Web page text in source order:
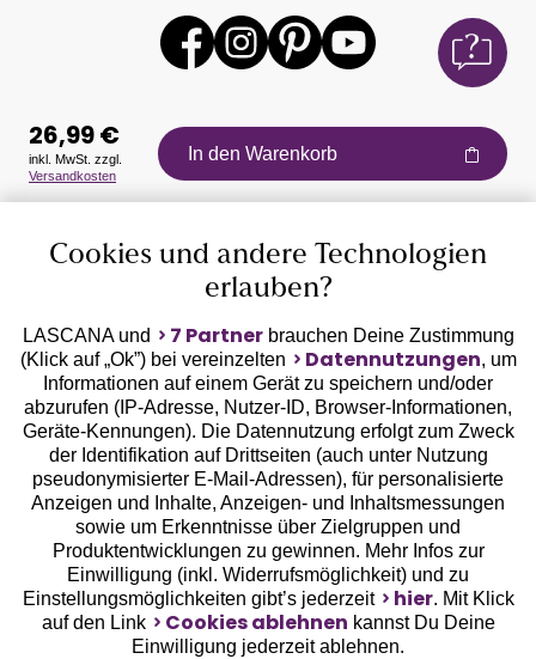
Auszeichnungen
Geprüfte Sicherheit
Unsere Apps
26,99 €
inkl. MwSt. zzgl.
Versandkosten
In den Warenkorb
Cookies und andere Technologien
erlauben?
LASCANA und 7 Partnerbrauchen Deine Zustimmung
(Klick auf „Ok”) bei vereinzelten
Datennutzungen, um
Informationen auf einem Gerät zu speichern und/oder
abzurufen (IP-Adresse, Nutzer-ID, Browser-Informationen,
Geräte-Kennungen). Die Datennutzung erfolgt zum Zweck
der Identifikation auf Drittseiten (auch unter Nutzung
pseudonymisierter E-Mail-Adressen), für personalisierte
Anzeigen und Inhalte, Anzeigen- und Inhaltsmessungen
sowie um Erkenntnisse über Zielgruppen und
Produktentwicklungen zu gewinnen. Mehr Infos zur
Einwilligung (inkl. Widerrufsmöglichkeit) und zu
Einstellungsmöglichkeiten gibt’s jederzeit
hier. Mit Klick
auf den Link
Cookies ablehnen kannst Du Deine
Einwilligung jederzeit ablehnen.